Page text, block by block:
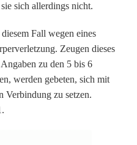
sich allerdings nicht.
Fall wegen eines
Zeugen dieses
zu den 5 bis 6
werden gebeten, sich mit
Verbindung zu setzen.